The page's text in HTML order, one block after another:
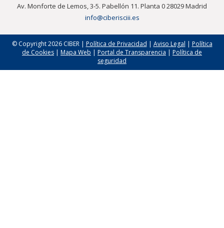
Av. Monforte de Lemos, 3-5. Pabellón 11. Planta 0 28029 Madrid
info@ciberisciii.es
© Copyright 2026 CIBER | Política de Privacidad | Aviso Legal | Política
de Cookies | Mapa Web | Portal de Transparencia | Política de
seguridad